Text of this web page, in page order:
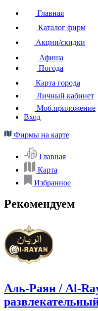
Главная
Каталог фирм
Акции/скидки
Афиша
Погода
Карта города
Личный кабинет
Моб.приложение
Вход
Фирмы на карте
Главная
Карта
Избранное
Рекомендуем
Аль-Раян / Al-